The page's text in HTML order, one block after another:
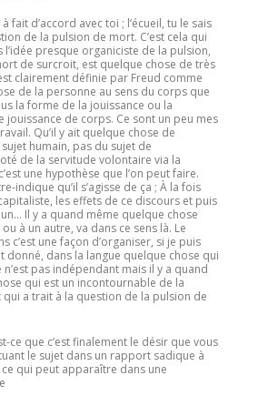
à fait d’accord avec toi ; l’écueil, tu le sais
de la pulsion de mort. C’est cela qui
l’idée presque organiciste de la pulsion,
de surcroit, est quelque chose de très
clairement définie par Freud comme
de la personne au sens du corps que
la forme de la jouissance ou la
jouissance de corps. Ce sont un peu mes
Qu’il y ait quelque chose de
humain, pas du sujet de
de la servitude volontaire via la
une hypothèse que l’on peut faire.
indique qu’il s’agisse de ça ; À la fois
les effets de ce discours et puis
Il y a quand même quelque chose
à un autre, va dans ce sens là. Le
c’est une façon d’organiser, si je puis
donné, dans la langue quelque chose qui
pas indépendant mais il y a quand
qui est un incontournable de la
a trait à la question de la pulsion de
ce que c’est finalement le désir que vous
le sujet dans un rapport sadique à
qui peut apparaître dans une